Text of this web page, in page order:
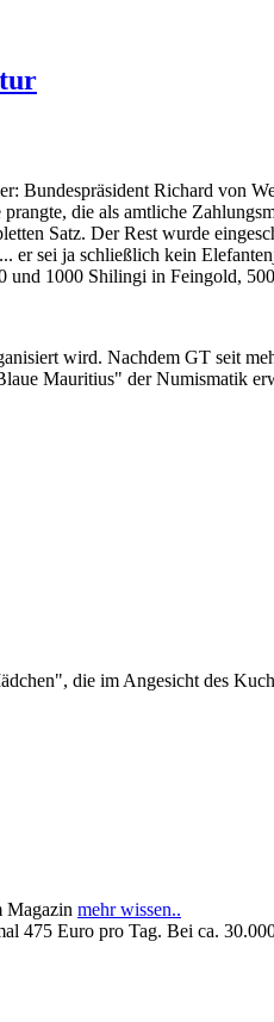
Richard von
die als amtliche
Satz. Der Rest wurde
er sei ja schließlich kein
und 1000 Shilingi in Feingold,
wird. Nachdem GT seit
Mauritius" der Numismatik
die im Angesicht des
Magazin mehr wissen..
475 Euro pro Tag. Bei ca.